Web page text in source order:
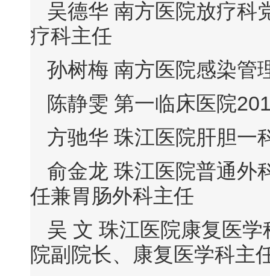
吴德华 南方医院放疗科
疗科主任
孙树梅 南方医院感染管
陈静雯 第一临床医院
方驰华 珠江医院肝胆一
俞金龙 珠江医院普通外
任兼胃肠外科主任
吴 文 珠江医院康复医
院副院长、康复医学科主